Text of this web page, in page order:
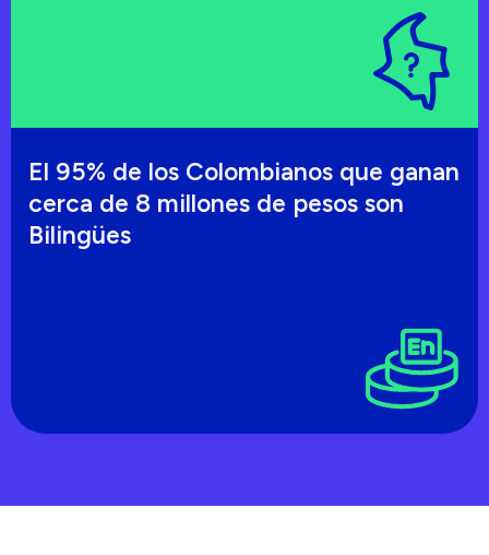
El 95% de los Colombianos que ganan
cerca de 8 millones de pesos son
Bilingües